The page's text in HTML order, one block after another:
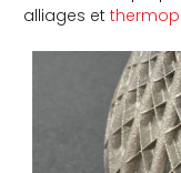
alliages et